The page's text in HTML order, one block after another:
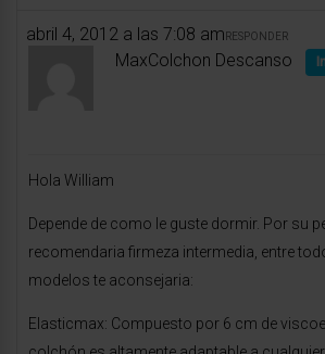
abril 4, 2012 a las 7:08 am RESPONDER
MaxColchon Descanso
Hola William
Depende de como le guste dormir. Por su
recomendaria firmeza intermedia, entre
modelos te aconsejaria:
Elasticmax: Compuesto por 6 cm de